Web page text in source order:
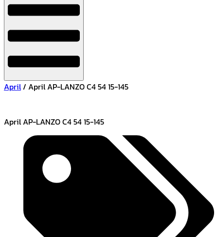
April/ April AP-LANZO C4 54 15-145
April AP-LANZO C4 54 15-145